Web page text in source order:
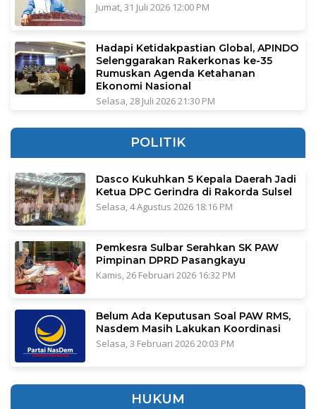
Jumat, 31 Juli 2026 12:00 PM
Hadapi Ketidakpastian Global, APINDO
Selenggarakan Rakerkonas ke-35
Rumuskan Agenda Ketahanan
Ekonomi Nasional
Selasa, 28 Juli 2026 21:30 PM
POLITIK
Dasco Kukuhkan 5 Kepala Daerah Jadi
Ketua DPC Gerindra di Rakorda Sulsel
Selasa, 4 Agustus 2026 18:16 PM
Pemkesra Sulbar Serahkan SK PAW
Pimpinan DPRD Pasangkayu
Kamis, 26 Februari 2026 16:32 PM
Belum Ada Keputusan Soal PAW RMS,
Nasdem Masih Lakukan Koordinasi
Selasa, 3 Februari 2026 20:03 PM
HUKUM